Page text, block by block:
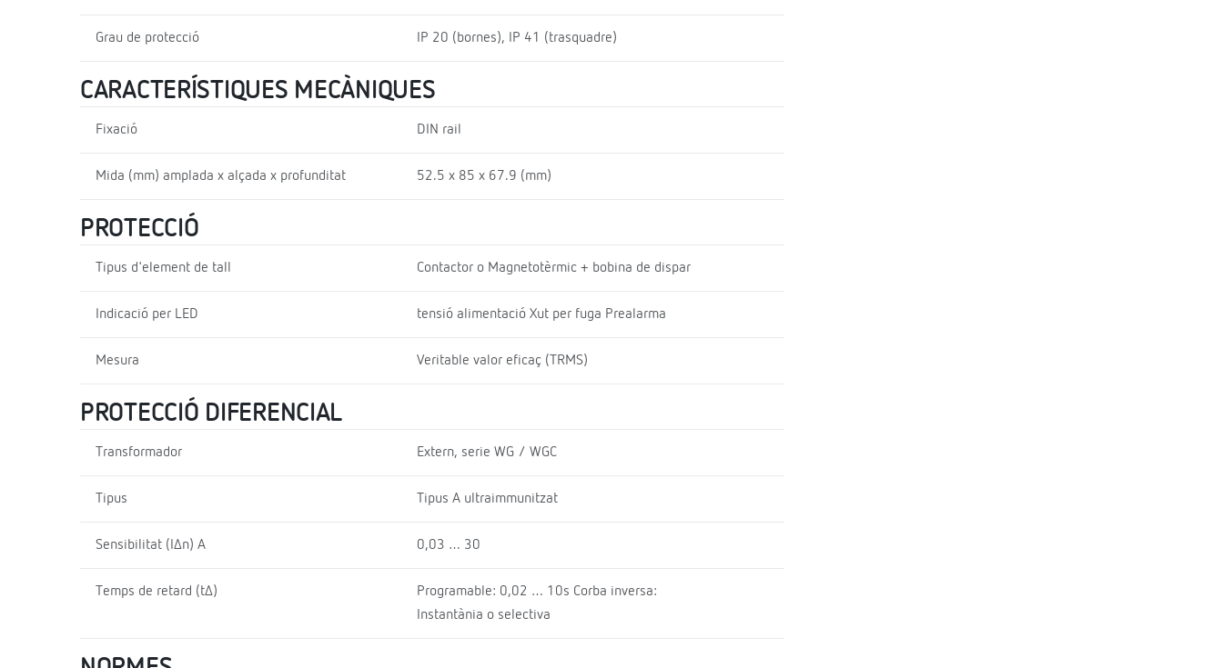
Grau de protecció IP 20 (bornes), IP 41 (trasquadre)
CARACTERÍSTIQUES MECÀNIQUES
Fixació DIN rail
Mida (mm) amplada x alçada x profunditat 52.5 x 85 x 67.9 (mm)
PROTECCIÓ
Tipus d'element de tall Contactor o Magnetotèrmic + bobina de dispar
Indicació per LED tensió alimentació Xut per fuga Prealarma
Mesura Veritable valor eficaç (TRMS)
PROTECCIÓ DIFERENCIAL
Transformador Extern, serie WG / WGC
Tipus Tipus A ultraimmunitzat
Sensibilitat (I∆n) A 0,03 … 30
Temps de retard (t∆)
Programable: 0,02 … 10s Corba inversa:
Instantània o selectiva